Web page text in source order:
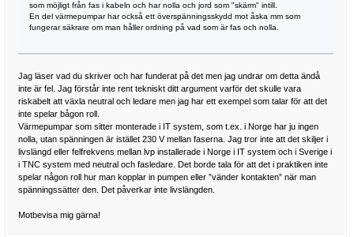
som möjligt från fas i kabeln och har nolla och jord som "skärm" intill.
En del värmepumpar har också ett överspänningsskydd mot åska mm som
fungerar säkrare om man håller ordning på vad som är fas och nolla.
Jag läser vad du skriver och har funderat på det men jag undrar om detta ändå
inte är fel. Jag förstår inte rent tekniskt ditt argument varför det skulle vara
riskabelt att växla neutral och ledare men jag har ett exempel som talar för att det
inte spelar bågon roll.
Värmepumpar som sitter monterade i IT system, som t.ex. i Norge har ju ingen
nolla, utan spänningen är istället 230 V mellan faserna. Jag tror inte att det skiljer i
livslängd eller felfrekvens mellan lvp installerade i Norge i IT system och i Sverige i
i TNC system med neutral och fasledare. Det borde tala för att det i praktiken inte
spelar någon roll hur man kopplar in pumpen eller ”vänder kontakten” när man
spänningssätter den. Det påverkar inte livslängden.
Motbevisa mig gärna!